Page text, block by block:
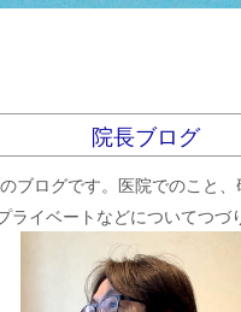
院長ブログ
ブログです。医院でのこと
ライベートなどについてつづ